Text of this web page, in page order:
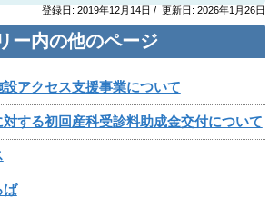
登録日: 2019年12月14日 / 更新日: 2026年1月26日
ー内の他のページ
アクセス支援事業について
する初回産科受診料助成金交付について
ば